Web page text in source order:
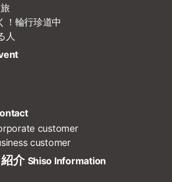
！輪行珍道中
人
customer
customer
介 Shiso Information